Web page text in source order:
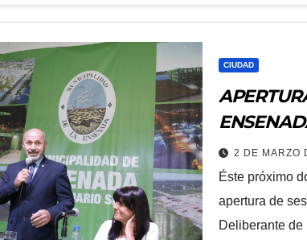
CIUDAD
2 DE MARZO
Éste próximo
apertura de
Deliberante